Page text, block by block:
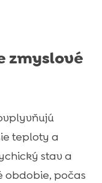
zmyslové
teploty a
stav a
obdobie, počas